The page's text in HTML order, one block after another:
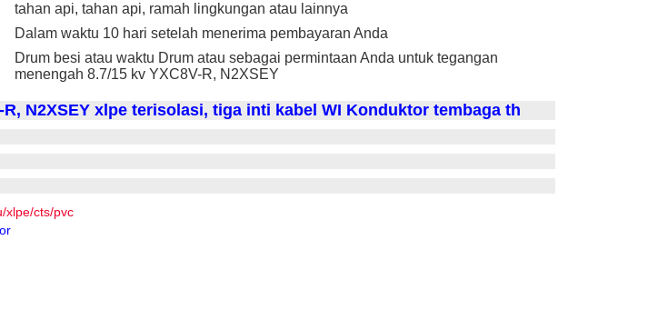
tahan api, tahan api, ramah lingkungan atau lainnya
Dalam waktu 10 hari setelah menerima pembayaran Anda
Drum besi atau waktu Drum atau sebagai permintaan Anda untuk tegangan
menengah 8.7/15 kv YXC8V-R, N2XSEY
R, N2XSEY xlpe terisolasi, tiga inti kabel WI Konduktor tembaga th
xlpe/cts/pvc